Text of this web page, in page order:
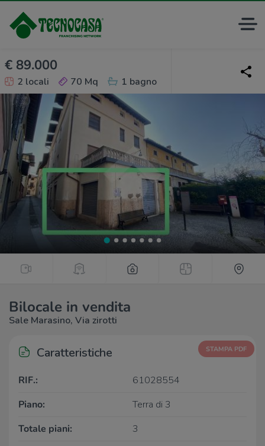
€ 89.000
2 locali 70 Mq 1 bagno
Bilocale in vendita
Sale Marasino, Via zirotti
Caratteristiche STAMPA PDF
RIF.:
61028554
Piano:
Terra di 3
Totale piani:
3